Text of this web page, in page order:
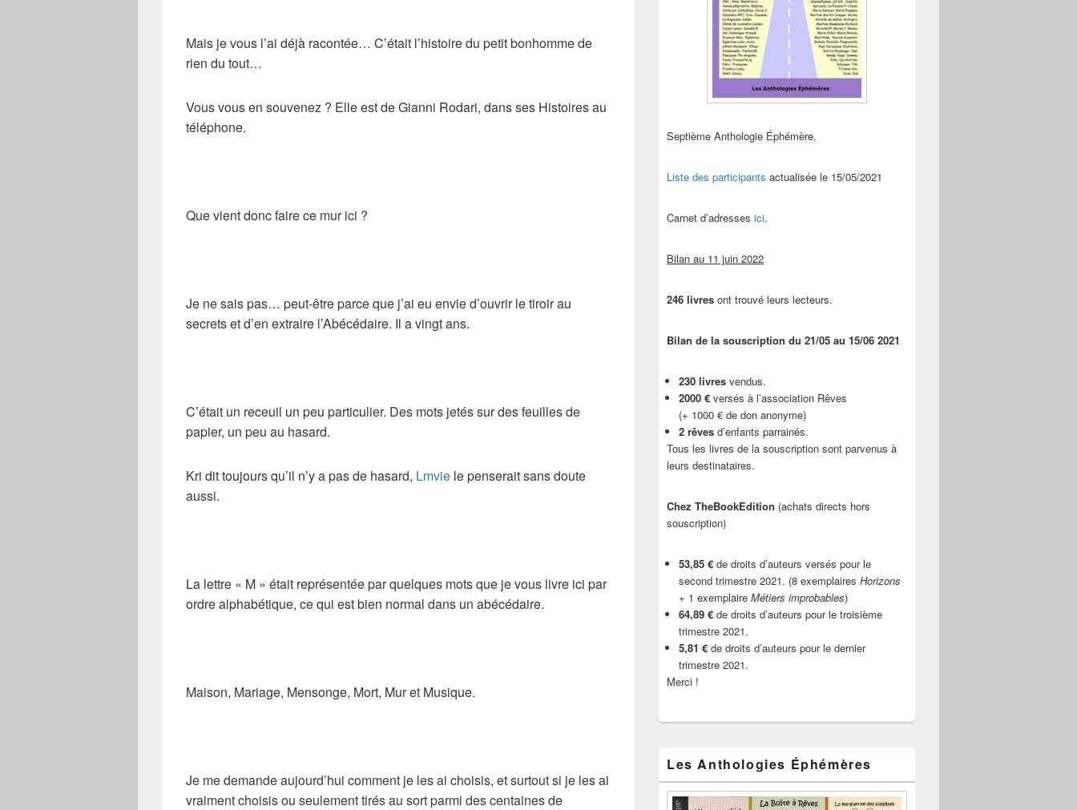
Mais je vous l’ai déjà racontée… C’était l’histoire du petit bonhomme de
rien du tout…
Vous vous en souvenez ? Elle est de Gianni Rodari, dans ses Histoires au
téléphone.
Que vient donc faire ce mur ici ?
Je ne sais pas… peut-être parce que j’ai eu envie d’ouvrir le tiroir au
secrets et d’en extraire l’Abécédaire. Il a vingt ans.
C’était un receuil un peu particulier. Des mots jetés sur des feuilles de
papier, un peu au hasard.
Kri dit toujours qu’il n’y a pas de hasard, Lmvie le penserait sans doute
aussi.
La lettre « M » était représentée par quelques mots que je vous livre ici par
ordre alphabétique, ce qui est bien normal dans un abécédaire.
Maison, Mariage, Mensonge, Mort, Mur et Musique.
Je me demande aujourd’hui comment je les ai choisis, et surtout si je les ai
vraiment choisis ou seulement tirés au sort parmi des centaines de
Septième Anthologie Éphémère.
Liste des participants actualisée le 15/05/2021
Carnet d’adresses ici.
Bilan au 11 juin 2022
246 livres ont trouvé leurs lecteurs.
Bilan de la souscription du 21/05 au 15/06 2021
230 livres vendus.
2000 € versés à l’association Rêves
(+ 1000 € de don anonyme)
2 rêves d’enfants parrainés.
Tous les livres de la souscription sont parvenus à
leurs destinataires.
Chez TheBookEdition (achats directs hors
souscription)
53,85 € de droits d’auteurs versés pour le
second trimestre 2021. (8 exemplaires Horizons
+ 1 exemplaire Métiers improbables)
64,89 € de droits d’auteurs pour le troisième
trimestre 2021.
5,81 € de droits d’auteurs pour le dernier
trimestre 2021.
Merci !
Les Anthologies Éphémères